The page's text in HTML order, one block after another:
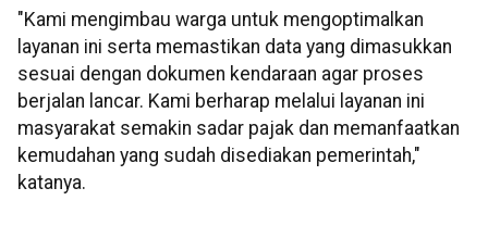
"Kami mengimbau warga untuk mengoptimalkan
layanan ini serta memastikan data yang dimasukkan
sesuai dengan dokumen kendaraan agar proses
berjalan lancar. Kami berharap melalui layanan ini
masyarakat semakin sadar pajak dan memanfaatkan
kemudahan yang sudah disediakan pemerintah,"
katanya.